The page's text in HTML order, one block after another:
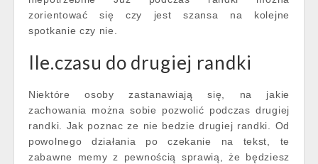
zorientować się czy jest szansa na kolejne
spotkanie czy nie.
Ile.czasu do drugiej randki
Niektóre osoby zastanawiają się, na jakie
zachowania można sobie pozwolić podczas drugiej
randki. Jak poznac ze nie bedzie drugiej randki. Od
powolnego działania po czekanie na tekst, te
zabawne memy z pewnością sprawią, że będziesz